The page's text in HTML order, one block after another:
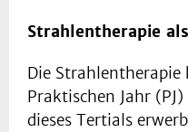
Strahlentherapie
Die
Praktischen Jahr
dieses Tertials